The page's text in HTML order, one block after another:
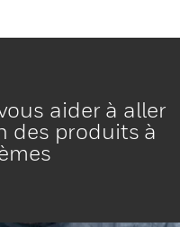
aider à aller
des produits à